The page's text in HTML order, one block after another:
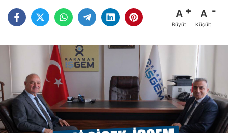
A
Büyüt
A
Küçült